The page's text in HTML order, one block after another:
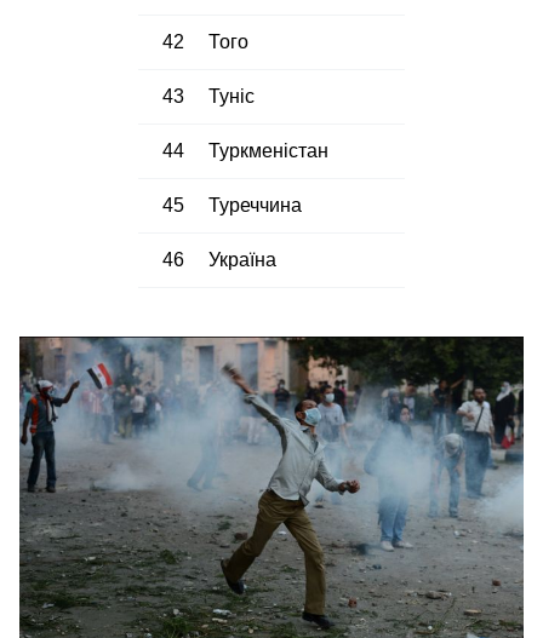
42 Того
43 Туніс
44 Туркменістан
45 Туреччина
46 Україна